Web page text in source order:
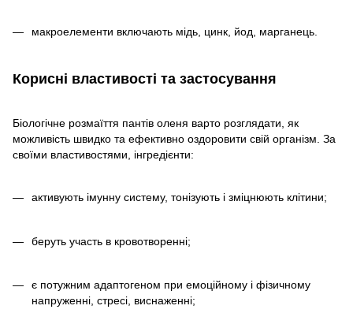
макроелементи включають мідь, цинк, йод, марганець.
Корисні властивості та застосування
Біологічне розмаїття пантів оленя варто розглядати, як
можливість швидко та ефективно оздоровити свій організм. За
своїми властивостями, інгредієнти:
активують імунну систему, тонізують і зміцнюють клітини;
беруть участь в кровотворенні;
є потужним адаптогеном при емоційному і фізичному
напруженні, стресі, виснаженні;